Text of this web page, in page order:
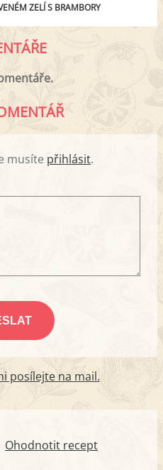
ZELÍ S BRAMBORY
musíte přihlásit.
posílejte na mail.
Ohodnotit recept